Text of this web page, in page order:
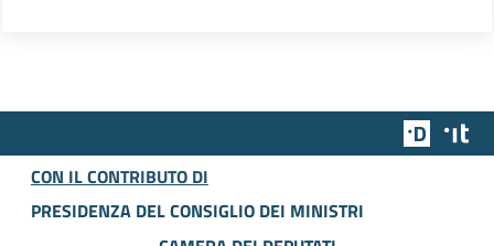
Team
CON IL CONTRIBUTO DI
PRESIDENZA DEL CONSIGLIO DEI MINISTRI